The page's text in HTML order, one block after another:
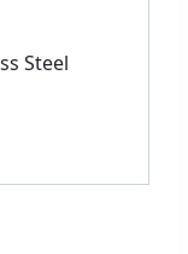
Steel